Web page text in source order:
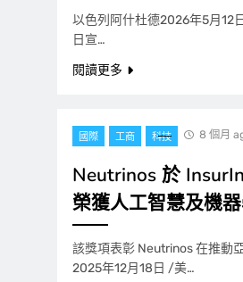
以色列阿什杜德2026年5月12
日宣…
閱讀更多
國際 工商 科技 8 個月
Neutrinos 於
榮獲人工智慧及機
該獎項表彰 Neutrinos 在推動
2025年12月18日 /美…